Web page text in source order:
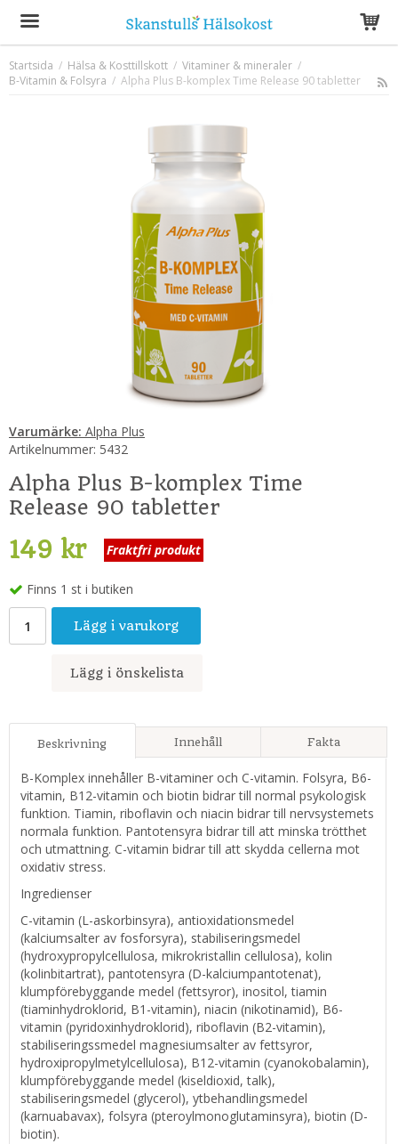
Produkten har blivit tillagd i varukorgen
Startsida / Hälsa & Kosttillskott / Vitaminer & mineraler /
B-Vitamin & Folsyra / Alpha Plus B-komplex Time Release 90 tabletter
Varumärke: Alpha Plus
Artikelnummer: 5432
Alpha Plus B-komplex Time
Release 90 tabletter
149 kr Fraktfri produkt
Finns 1 st i butiken
Lägg i varukorg
Lägg i önskelista
Beskrivning Innehåll Fakta
B-Komplex innehåller B-vitaminer och C-vitamin. Folsyra, B6-
vitamin, B12-vitamin och biotin bidrar till normal psykologisk
funktion. Tiamin, riboflavin och niacin bidrar till nervsystemets
normala funktion. Pantotensyra bidrar till att minska trötthet
och utmattning. C-vitamin bidrar till att skydda cellerna mot
oxidativ stress.
Ingredienser
C-vitamin (L-askorbinsyra), antioxidationsmedel
(kalciumsalter av fosforsyra), stabiliseringsmedel
(hydroxypropylcellulosa, mikrokristallin cellulosa), kolin
(kolinbitartrat), pantotensyra (D-kalciumpantotenat),
klumpförebyggande medel (fettsyror), inositol, tiamin
(tiaminhydroklorid, B1-vitamin), niacin (nikotinamid), B6-
vitamin (pyridoxinhydroklorid), riboflavin (B2-vitamin),
stabiliseringssmedel magnesiumsalter av fettsyror,
hydroxipropylmetylcellulosa), B12-vitamin (cyanokobalamin),
klumpförebyggande medel (kiseldioxid, talk),
stabiliseringsmedel (glycerol), ytbehandlingsmedel
(karnuabavax), folsyra (pteroylmonoglutaminsyra), biotin (D-
biotin).